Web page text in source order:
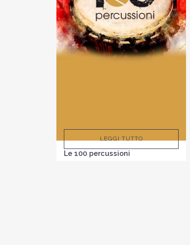
Le 100 percussioni
LEGGI TUTTO